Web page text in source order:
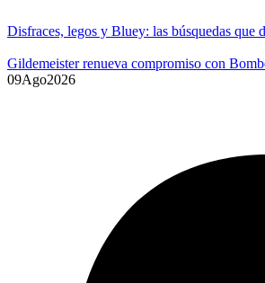
Disfraces, legos y Bluey: las búsquedas
Gildemeister renueva compromiso con
09Ago2026